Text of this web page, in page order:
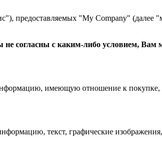
предоставляемых "My Company"
согласны с каким-либо условием, Вам
имеющую отношение к покупке,
текст, графические